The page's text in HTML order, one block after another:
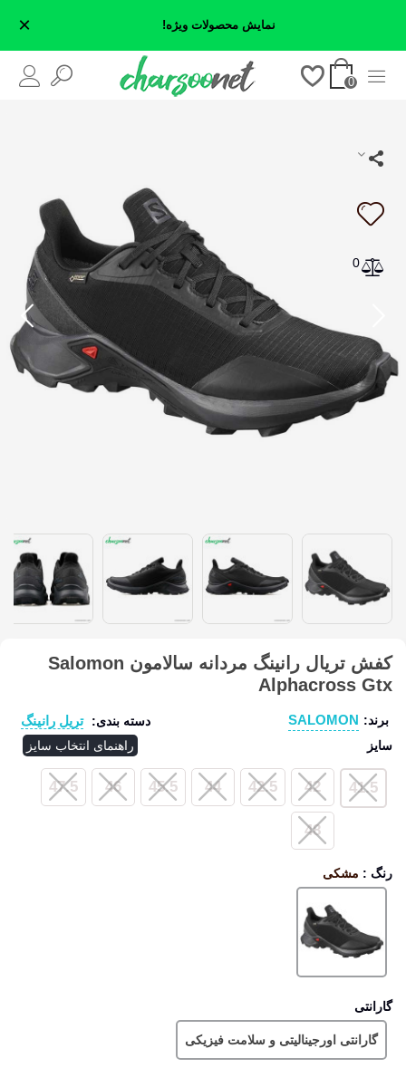
نمایش محصولات ویژه! ×
0
0
کفش تریال رانینگ مردانه سالامون Salomon
Alphacross Gtx
برند: SALOMON دسته بندی: تریل رانینگ
سایز راهنمای انتخاب سایز
41.5
42
42.5
44
45.5
46
47.5
48
رنگ : مشکی
گارانتی
گارانتی اورجینالیتی و سلامت فیزیکی